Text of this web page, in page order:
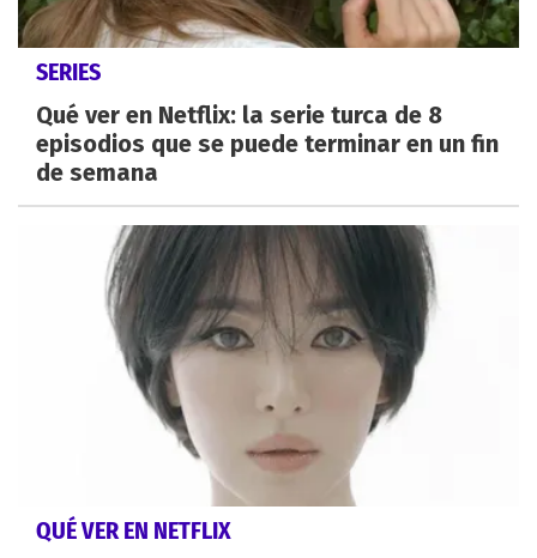
SERIES
Qué ver en Netflix: la serie turca de 8
episodios que se puede terminar en un fin
de semana
QUÉ VER EN NETFLIX